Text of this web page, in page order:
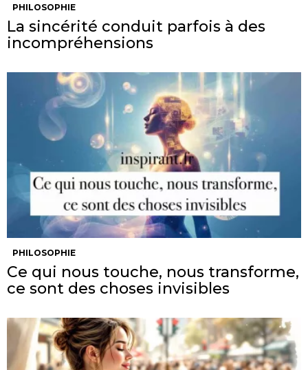
PHILOSOPHIE
La sincérité conduit parfois à des
incompréhensions
PHILOSOPHIE
Ce qui nous touche, nous transforme,
ce sont des choses invisibles